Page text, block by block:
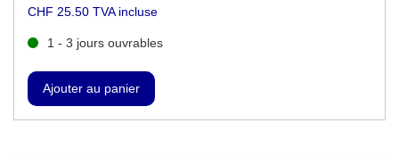
CHF 25.50 TVA incluse
1 - 3 jours ouvrables